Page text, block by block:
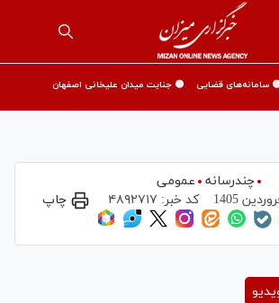
سامانه‌های قضایی 🟡 جنایت میدان علیخانی اصفهان
چندرسانه
عمومی
کد خبر: ۴۸۹۲۷۱۷ چاپ